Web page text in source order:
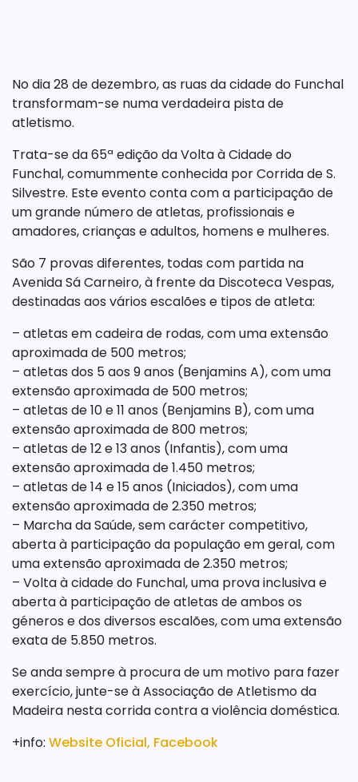
No dia 28 de dezembro, as ruas da cidade do Funchal
transformam-se numa verdadeira pista de
atletismo.
Trata-se da 65ª edição da Volta à Cidade do
Funchal, comummente conhecida por Corrida de S.
Silvestre. Este evento conta com a participação de
um grande número de atletas, profissionais e
amadores, crianças e adultos, homens e mulheres.
São 7 provas diferentes, todas com partida na
Avenida Sá Carneiro, à frente da Discoteca Vespas,
destinadas aos vários escalões e tipos de atleta:
– atletas em cadeira de rodas, com uma extensão
aproximada de 500 metros;
– atletas dos 5 aos 9 anos (Benjamins A), com uma
extensão aproximada de 500 metros;
– atletas de 10 e 11 anos (Benjamins B), com uma
extensão aproximada de 800 metros;
– atletas de 12 e 13 anos (Infantis), com uma
extensão aproximada de 1.450 metros;
– atletas de 14 e 15 anos (Iniciados), com uma
extensão aproximada de 2.350 metros;
– Marcha da Saúde, sem carácter competitivo,
aberta à participação da população em geral, com
uma extensão aproximada de 2.350 metros;
– Volta à cidade do Funchal, uma prova inclusiva e
aberta à participação de atletas de ambos os
géneros e dos diversos escalões, com uma extensão
exata de 5.850 metros.
Se anda sempre à procura de um motivo para fazer
exercício, junte-se à Associação de Atletismo da
Madeira nesta corrida contra a violência doméstica.
+info: Website Oficial, Facebook